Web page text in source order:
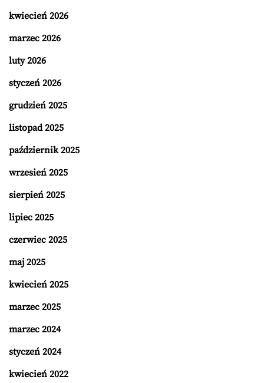
kwiecień 2026
marzec 2026
luty 2026
styczeń 2026
grudzień 2025
listopad 2025
październik 2025
wrzesień 2025
sierpień 2025
lipiec 2025
czerwiec 2025
maj 2025
kwiecień 2025
marzec 2025
marzec 2024
styczeń 2024
kwiecień 2022